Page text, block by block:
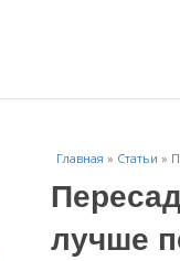
Главная » Статьи »
лучше